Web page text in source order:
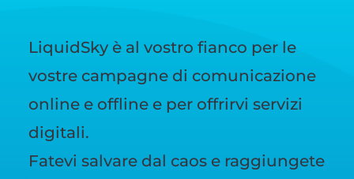
LiquidSky è al vostro fianco per le
vostre campagne di comunicazione
online e offline e per offrirvi servizi
digitali.
Fatevi salvare dal caos e raggiungete